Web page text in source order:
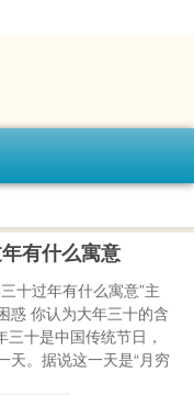
有什么寓意
十过年有什么寓意”主
惑 你认为大年三十的含
三十是中国传统节日，
天。据说这一天是“月穷